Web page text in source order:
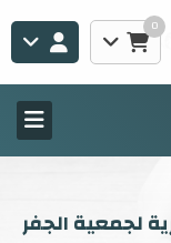
0
لجمعية الجفر